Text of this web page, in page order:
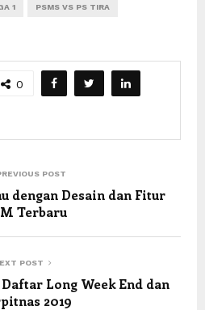
1 PSMS VS PS TIRA
0
POST
dengan Desain dan Fitur
Terbaru
POST
Long Week End dan
2019